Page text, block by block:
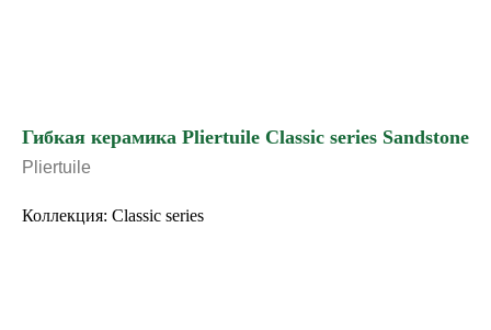
Гибкая керамика Pliertuile Classic series Sandstone
Pliertuile
Коллекция: Classic series